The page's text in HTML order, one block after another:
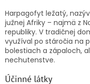
Harpagofyt ležatý,
južnej Afriky – najmä z
republiky. V tradičnej
využíval po stáročia na
bolestiach a zápaloch,
nechutenstve.
Účinné látky